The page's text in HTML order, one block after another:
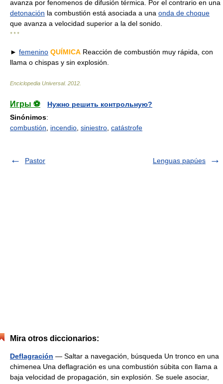
avanza por fenomenos de difusión térmica. Por el contrario en una
detonación la combustión está asociada a una onda de choque
que avanza a velocidad superior a la del sonido.
* * *
► femenino QUÍMICA Reacción de combustión muy rápida, con
llama o chispas y sin explosión.
Enciclopedia Universal. 2012
Игры ⚽
Нужно решить контрольную?
Sinónimos:
combustión
incendio siniestro catástrofe
Pastor Lenguas papúes
Mira otros diccionarios:
Deflagración — Saltar a navegación, búsqueda Un tronco en una
chimenea Una deflagración es una combustión súbita con llama a
baja velocidad de propagación, sin explosión. Se suele asociar,